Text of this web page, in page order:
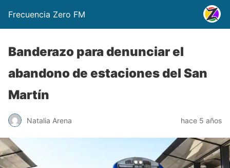
Frecuencia Zero FM
Banderazo para denunciar el
abandono de estaciones del San
Martín
Natalia Arena hace 5 años